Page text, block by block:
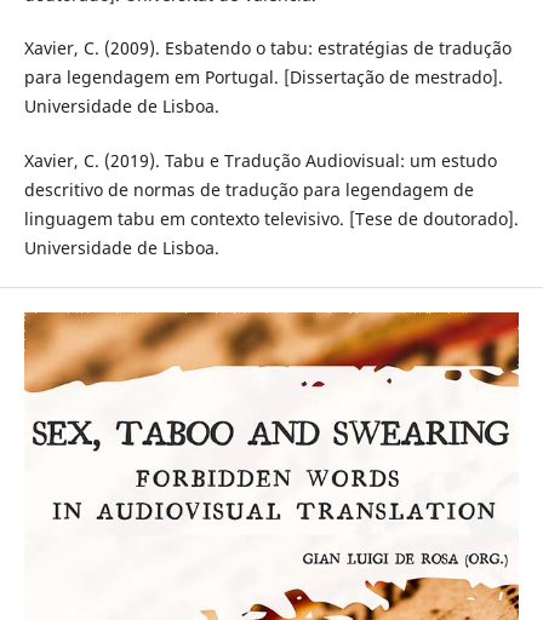
Xavier, C. (2009). Esbatendo o tabu: estratégias de tradução
para legendagem em Portugal. [Dissertação de mestrado].
Universidade de Lisboa.
Xavier, C. (2019). Tabu e Tradução Audiovisual: um estudo
descritivo de normas de tradução para legendagem de
linguagem tabu em contexto televisivo. [Tese de doutorado].
Universidade de Lisboa.